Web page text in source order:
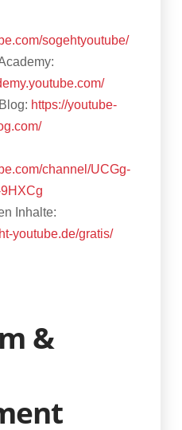
sogehtyoutube/
https://youtube-
channel/UCGg-
Inhalte:
youtube.de/gratis/
&